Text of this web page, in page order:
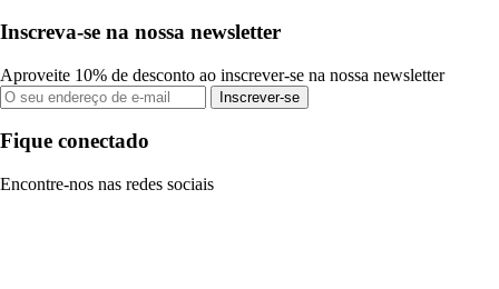
Inscreva-se na nossa newsletter
Aproveite 10% de desconto ao inscrever-se na nossa newsletter
Inscrever-se
Fique conectado
Encontre-nos nas redes sociais